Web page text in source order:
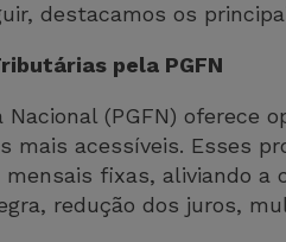
destacamos os
pela PGFN
Nacional (PGFN) oferece
mais acessíveis. Esses
fixas, aliviando a
redução dos juros,